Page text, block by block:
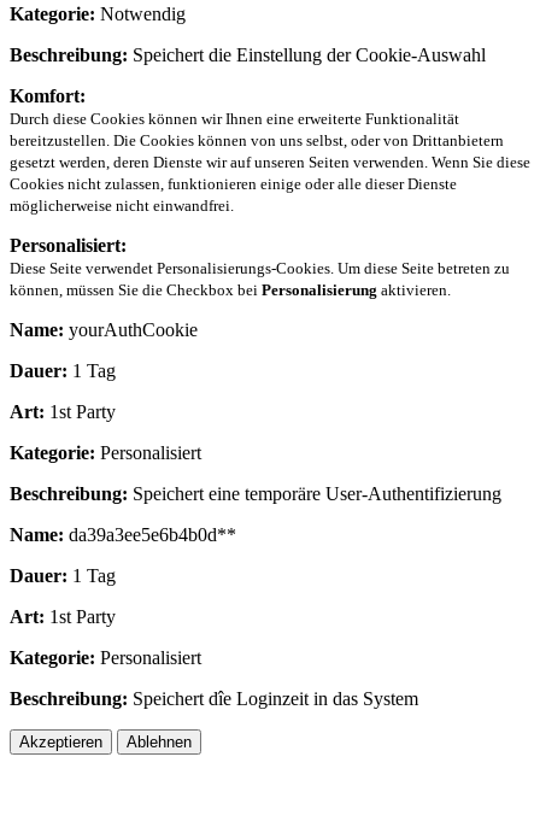
Kategorie: Notwendig
Beschreibung: Speichert die Einstellung der Cookie-Auswahl
Komfort:
Durch diese Cookies können wir Ihnen eine erweiterte Funktionalität
bereitzustellen. Die Cookies können von uns selbst, oder von Drittanbietern
gesetzt werden, deren Dienste wir auf unseren Seiten verwenden. Wenn Sie diese
Cookies nicht zulassen, funktionieren einige oder alle dieser Dienste
möglicherweise nicht einwandfrei.
Personalisiert:
Diese Seite verwendet Personalisierungs-Cookies. Um diese Seite betreten zu
können, müssen Sie die Checkbox bei Personalisierung aktivieren.
Name: yourAuthCookie
Dauer: 1 Tag
Art: 1st Party
Kategorie: Personalisiert
Beschreibung: Speichert eine temporäre User-Authentifizierung
Name: da39a3ee5e6b4b0d**
Dauer: 1 Tag
Art: 1st Party
Kategorie: Personalisiert
Beschreibung: Speichert dîe Loginzeit in das System
Akzeptieren Ablehnen